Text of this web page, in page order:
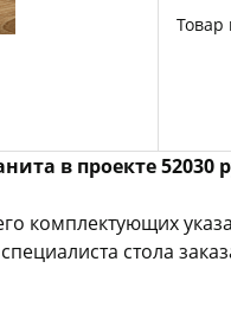
Товар
в проекте 52030
комплектующих
стола